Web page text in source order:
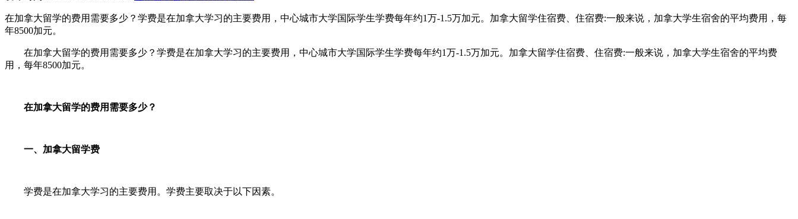
在加拿大留学的费用需要多少？学费是在加拿大学习的主要费用，中心城市大学国际学生学费每年约1万-1.5万加元。加拿大留学住宿费、住宿费:一般来说，加拿大学生宿舍的平均费用，每
年8500加元。
在加拿大留学的费用需要多少？学费是在加拿大学习的主要费用，中心城市大学国际学生学费每年约1万-1.5万加元。加拿大留学住宿费、住宿费:一般来说，加拿大学生宿舍的平均费
用，每年8500加元。
在加拿大留学的费用需要多少？
一、加拿大留学费
学费是在加拿大学习的主要费用。学费主要取决于以下因素。